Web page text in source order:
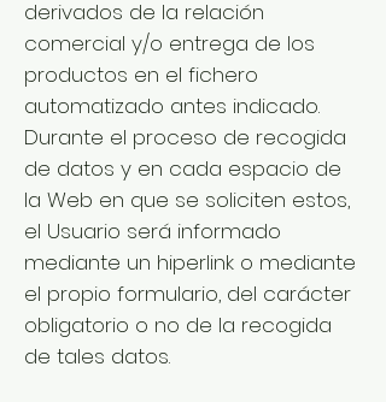
derivados de la relación
comercial y/o entrega de los
productos en el fichero
automatizado antes indicado.
Durante el proceso de recogida
de datos y en cada espacio de
la Web en que se soliciten estos,
el Usuario será informado
mediante un hiperlink o mediante
el propio formulario, del carácter
obligatorio o no de la recogida
de tales datos.